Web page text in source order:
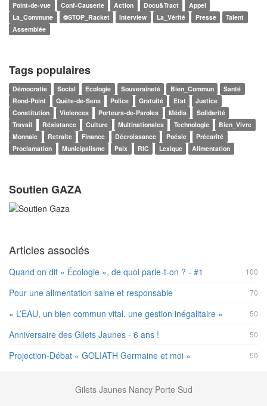
Point-de-vue Conf-Causerie Action Docu&Tract
Appel
La_Commune
⛔STOP_Racket Interview La_Vérité Presse
Talent
Assemblée
Tags populaires
Démocratie Social Ecologie Souveraineté Bien_Commun
Santé
Rond-Point
Quête-de-Sens Police Gratuité Etat
Justice
Constitution
Violences Porteurs-de-Paroles Média
Solidarité
Travail
Résistance Culture Multinationales Technologie
Bien_Vivre
Monnaie
Retraite Finance Décroissance Poésie
Précarité
Proclamation
Municipalisme Paix RIC Lexique Alimentation
Soutien GAZA
Articles associés
100
Quand on dit « Écologie », de quoi parle-t-on ? - #1
70
Pour une alimentation saine et responsable
50
« L’EAU, un bien commun vital, une gestion inégalitaire »
50
Anniversaire des Gilets Jaunes - 6 ans !
50
Projection-Débat « GOLIATH Germaine et moi »
Gilets Jaunes Nancy Porte Sud